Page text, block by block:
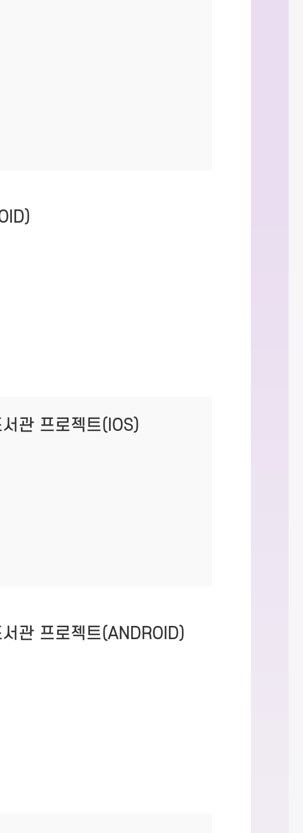
관 프로젝트(IOS)
관 프로젝트(ANDROID)